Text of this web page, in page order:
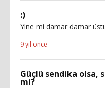
:)
Yine mi damar damar
9 yıl önce
Güçlü sendika olsa,
mi?